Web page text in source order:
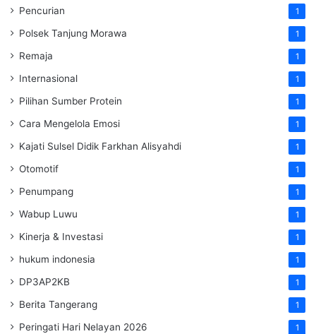
Pencurian 1
Polsek Tanjung Morawa 1
Remaja 1
Internasional 1
Pilihan Sumber Protein 1
Cara Mengelola Emosi 1
Kajati Sulsel Didik Farkhan Alisyahdi 1
Otomotif 1
Penumpang 1
Wabup Luwu 1
Kinerja & Investasi 1
hukum indonesia 1
DP3AP2KB 1
Berita Tangerang 1
Peringati Hari Nelayan 2026 1